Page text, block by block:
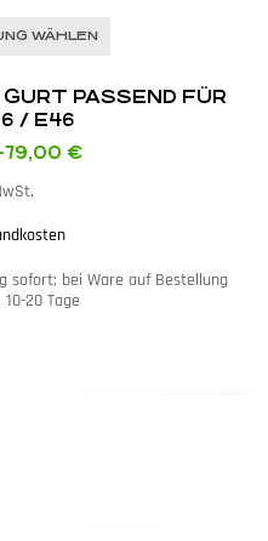
WÄHLEN
PASSEND FÜR
/ E46
79,00 €
sofort; bei Ware auf Bestellung
20 Tage